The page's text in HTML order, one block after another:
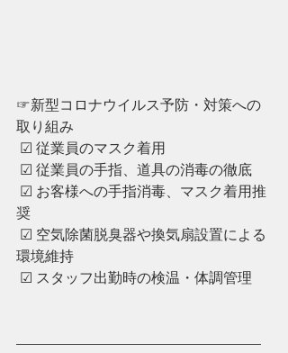
☞新型コロナウイルス予防・対策への
取り組み
☑︎ 従業員のマスク着用
☑︎ ︎従業員の手指、道具の消毒の徹底
奨
環境維持
☑︎ ︎スタッフ出勤時の検温・体調管理
—————————————————